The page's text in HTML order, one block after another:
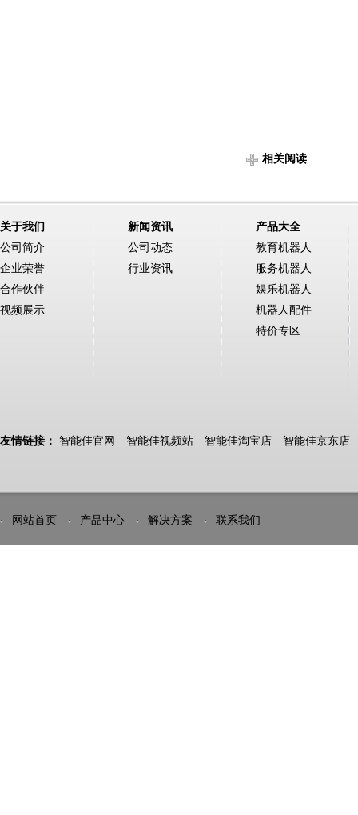
相关阅读
关于我们
公司简介
企业荣誉
合作伙伴
视频展示
新闻资讯
公司动态
行业资讯
产品大全
教育机器人
服务机器人
娱乐机器人
机器人配件
特价专区
友情链接： 智能佳官网 智能佳视频站 智能佳淘宝店 智能佳京东店
网站首页 产品中心 解决方案 联系我们